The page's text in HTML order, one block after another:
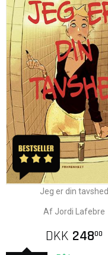
Jeg er din tavshed
Af Jordi Lafebre
DKK 24800